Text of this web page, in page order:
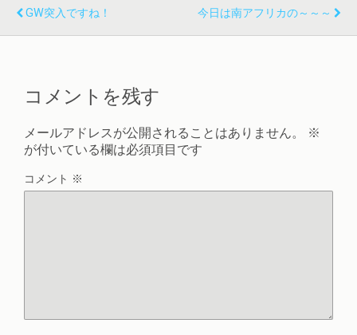
GW突入ですね！
今日は南アフリカの～～～
コメントを残す
メールアドレスが公開されることはありません。
※
が付いている欄は必須項目です
コメント ※